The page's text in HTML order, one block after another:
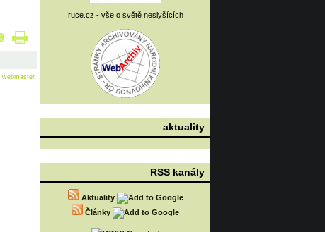
webmaster
ruce.cz - vše o světě neslyšících
aktuality
RSS kanály
Aktuality
Články